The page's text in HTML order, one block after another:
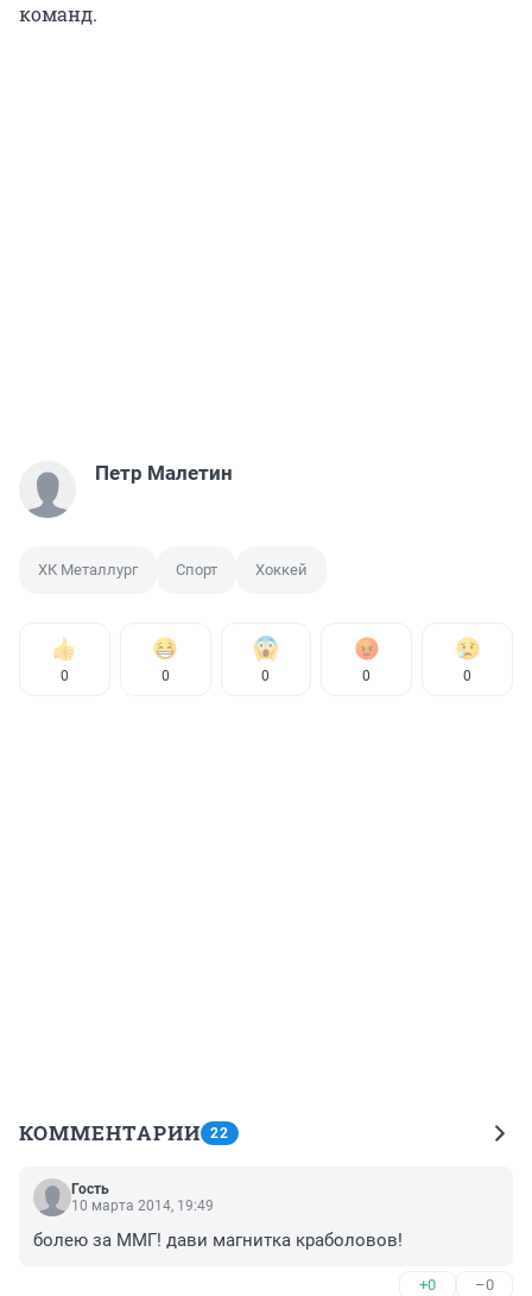
команд.
Петр Малетин
ХК Металлург Спорт Хоккей
0 0 0 0 0
КОММЕНТАРИИ 22
Гость
10 марта 2014, 19:49
болею за ММГ! дави магнитка краболовов!
+0 –0